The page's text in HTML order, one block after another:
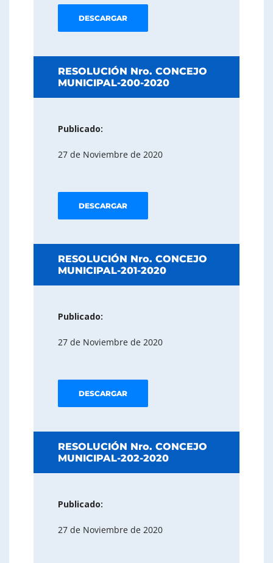
DESCARGAR
RESOLUCIÓN Nro. CONCEJO
MUNICIPAL-200-2020
Publicado:
27 de Noviembre de 2020
DESCARGAR
RESOLUCIÓN Nro. CONCEJO
MUNICIPAL-201-2020
Publicado:
27 de Noviembre de 2020
DESCARGAR
RESOLUCIÓN Nro. CONCEJO
MUNICIPAL-202-2020
Publicado:
27 de Noviembre de 2020